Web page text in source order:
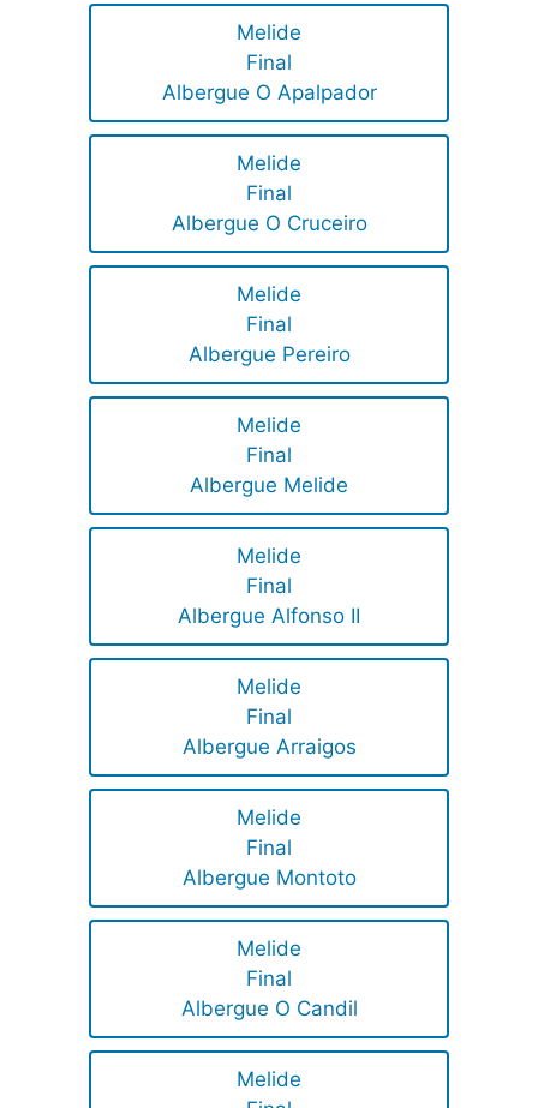
Melide
Final
Albergue O Apalpador
Melide
Final
Albergue O Cruceiro
Melide
Final
Albergue Pereiro
Melide
Final
Albergue Melide
Melide
Final
Albergue Alfonso II
Melide
Final
Albergue Arraigos
Melide
Final
Albergue Montoto
Melide
Final
Albergue O Candil
Melide